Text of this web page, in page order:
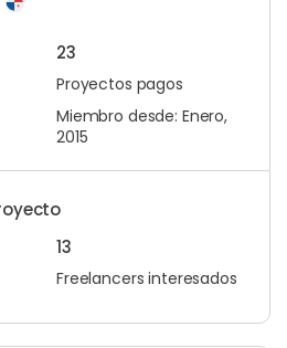
23
Proyectos pagos
Miembro desde: Enero,
2015
13
Freelancers interesados